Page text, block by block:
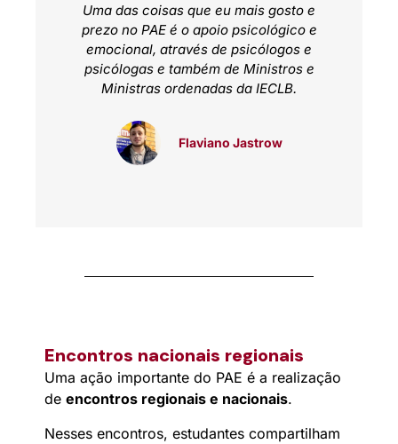
Uma das coisas que eu mais gosto e
prezo no PAE é o apoio psicológico e
emocional, através de psicólogos e
psicólogas e também de Ministros e
Ministras ordenadas da IECLB.
Flaviano Jastrow
Encontros nacionais regionais
Uma ação importante do PAE é a realização
de encontros regionais e nacionais.
Nesses encontros, estudantes compartilham